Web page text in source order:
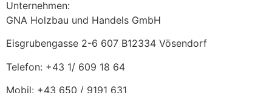
Unternehmen:
GNA Holzbau und Handels GmbH
Eisgrubengasse 2-6 607 B12334 Vösendorf
Telefon: +43 1/ 609 18 64
Mobil: +43 650 / 9191 631